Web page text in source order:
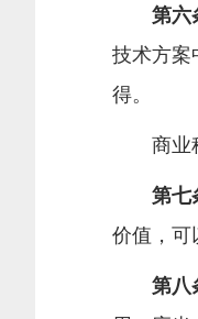
第六
技术方案
得。
商业秘
第七
价值，可
第八